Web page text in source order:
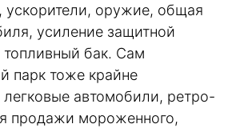
ускорители, оружие, общая
усиление защитной
топливный бак. Сам
парк тоже крайне
легковые автомобили, ретро-
продажи мороженного,